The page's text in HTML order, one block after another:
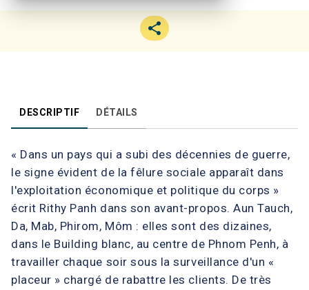
DESCRIPTIF DÉTAILS
« Dans un pays qui a subi des décennies de guerre,
le signe évident de la fêlure sociale apparaît dans
l'exploitation économique et politique du corps »
écrit Rithy Panh dans son avant-propos. Aun Tauch,
Da, Mab, Phirom, Môm : elles sont des dizaines,
dans le Building blanc, au centre de Phnom Penh, à
travailler chaque soir sous la surveillance d'un «
placeur » chargé de rabattre les clients. De très